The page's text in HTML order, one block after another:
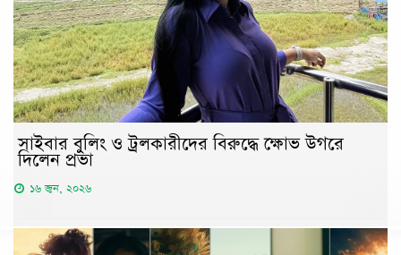
সাইবার বুলিং ও ট্রলকারীদের বিরুদ্ধে ক্ষোভ উগরে
দিলেন প্রভা
১৬ জুন, ২০২৬